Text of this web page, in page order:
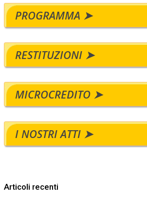
PROGRAMMA ➤
RESTITUZIONI ➤
MICROCREDITO ➤
I NOSTRI ATTI ➤
Articoli recenti